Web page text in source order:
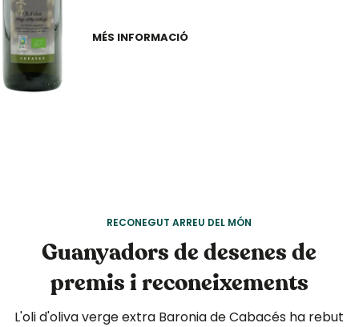
MÉS INFORMACIÓ
RECONEGUT ARREU DEL MÓN
Guanyadors de desenes de
premis i reconeixements
L'oli d'oliva verge extra Baronia de Cabacés ha rebut